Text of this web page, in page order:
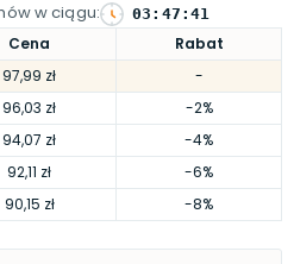
Cena
Rabat
97,99 zł
-
96,03 zł
-2%
94,07 zł
-4%
92,11 zł
-6%
90,15 zł -8%
w ciągu: 03 : 47 :40